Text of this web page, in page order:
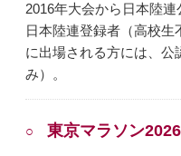
2016年大会から日本陸連
日本陸連登録者（高校生
に出場される方には、
み）。
東京マラソン